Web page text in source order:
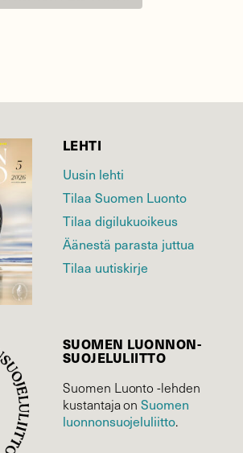
LEHTI
Uusin lehti
Tilaa Suomen Luonto
Tilaa digilukuoikeus
Äänestä parasta juttua
Tilaa uutiskirje
SUOMEN LUONNON­
SUOJELU­LIITTO
Suomen Luonto -lehden
kustantaja onSuomen
luonnonsuojelu­liitto.